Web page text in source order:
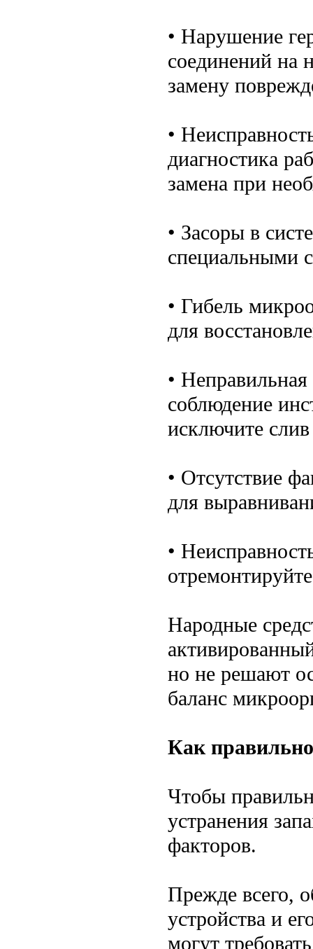
• Нарушение
соединений на
замену
•
диагностика
замена при
• Засоры в
специальными
• Гибель
для
• Неправильная
соблюдение
исключите
• Отсутствие
для
•
Народные
но не решают
баланс
Как
Чтобы
устранения
факторов.
Прежде всего,
устройства и
могут